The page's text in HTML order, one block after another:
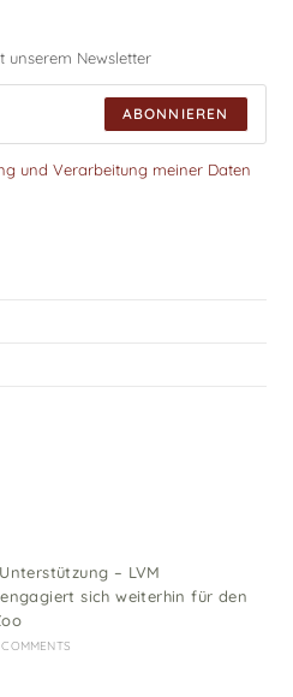
Newsletter
ABONNIEREN
und Verarbeitung meiner Daten
– LVM
sich weiterhin für den